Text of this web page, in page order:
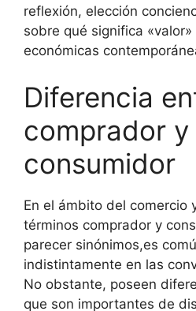
reflexión, elección
sobre qué significa
económicas
Diferencia
comprador y
consumidor
En el ámbito del comercio
términos comprador y
parecer sinónimos,es
indistintamente en las
No obstante, poseen
que son importantes de